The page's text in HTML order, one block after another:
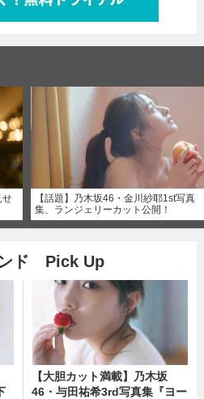
せ
【話題】乃木坂46・金川紗耶1st写真
集、ランジェリーカット公開！
ンド Pick Up
【大胆カット満載】乃木坂
46・与田祐希3rd写真集『ヨー